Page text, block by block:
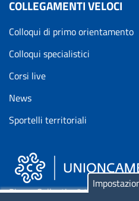
COLLEGAMENTI VELOCI
Colloqui di primo orientamento
Colloqui specialistici
Corsi live
News
Sportelli territoriali
Piazza Sallustio, 21 - 00187